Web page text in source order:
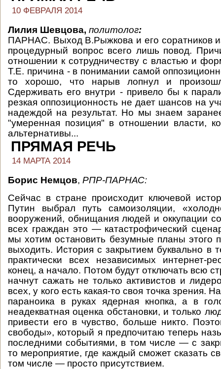
10 ФЕВРАЛЯ 2014
Лилия Шевцова, политолог:
ПАРНАС. Выход В.Рыжкова и его соратников
процедурный вопрос всего лишь повод.
отношении к сотрудничеству с властью и
Т.Е. причина - в понимании самой
то хорошо, что нарыв лопнул и
Сдерживать его внутри - привело бы к
резкая оппозиционность не дает шансов на
надеждой на результат. Но мы знаем
"умеренная позиция" в отношении власти,
альтернативы...
ПРЯМАЯ РЕЧЬ
14 МАРТА 2014
Борис Немцов, РПР-ПАРНАС:
Сейчас в стране происходит ключевой
Путин выбрал путь самоизоляции,
вооружений, обнищания людей и оккупации
всех граждан это — катастрофический
мы хотим остановить безумные планы этого
выходить. История с закрытием буквально в
практически всех независимых интернет-
конец, а начало. Потом будут отключать всю
начнут сажать не только активистов и
всех, у кого есть какая-то своя точка зрения.
параноика в руках ядерная кнопка, а в
неадекватная оценка обстановки, и только
привести его в чувство, больше никто.
свободы», который я предпочитаю теперь
последними событиями, в том числе — с
то мероприятие, где каждый сможет сказать
том числе — просто присутствием.